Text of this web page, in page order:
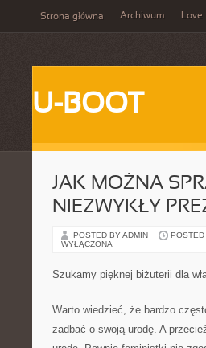
Strona główna Archiwum Love
U-BOOT
JAK MOŻNA
NIEZWYKŁY
POSTED BY ADMIN
WYŁĄCZONA
Szukamy pięknej biżuterii dla
Warto wiedzieć, że bardzo
zadbać o swoją urodę. A